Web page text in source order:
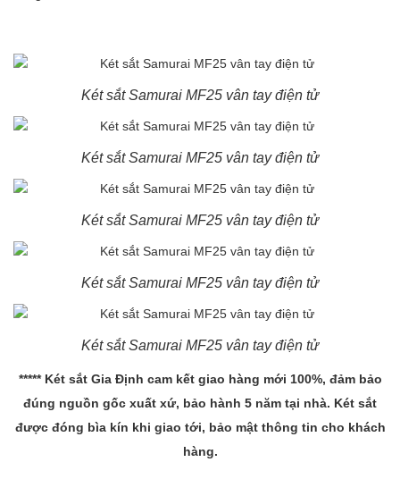
Két sắt Samurai MF25 vân tay điện tử
Két sắt Samurai MF25 vân tay điện tử
Két sắt Samurai MF25 vân tay điện tử
Két sắt Samurai MF25 vân tay điện tử
Két sắt Samurai MF25 vân tay điện tử
***** Két sắt Gia Định cam kết giao hàng mới 100%, đảm bảo
đúng nguồn gốc xuất xứ, bảo hành 5 năm tại nhà. Két sắt
được đóng bìa kín khi giao tới, bảo mật thông tin cho khách
hàng.